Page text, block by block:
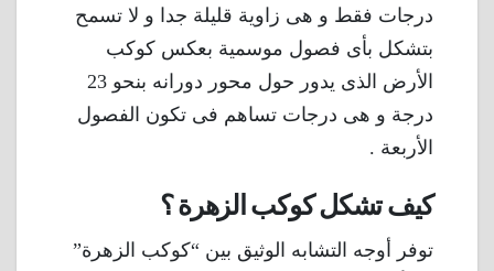
درجات فقط و هى زاوية قليلة جدا و لا تسمح
بتشكل بأى فصول موسمية بعكس كوكب
الأرض الذى يدور حول محور دورانه بنحو 23
درجة و هى درجات تساهم فى تكون الفصول
الأربعة .
كيف تشكل كوكب الزهرة ؟
توفر أوجه التشابه الوثيق بين “كوكب الزهرة”